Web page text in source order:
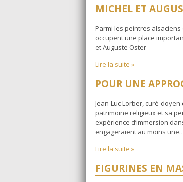
MICHEL ET
Parmi les peintres alsaciens
occupent une place
et Auguste Oster
Lire la suite »
POUR UNE
Jean-Luc Lorber, curé-
patrimoine religieux et sa
expérience d’immersion
engageraient au moins
Lire la suite »
FIGURINES EN